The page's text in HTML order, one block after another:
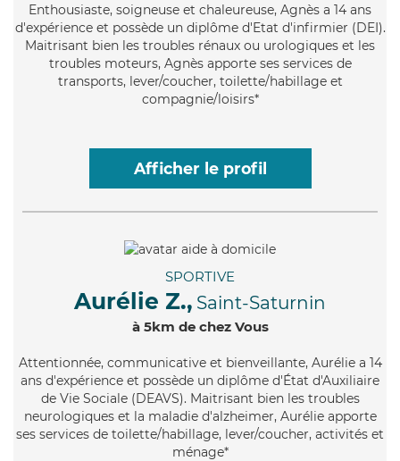
Enthousiaste, soigneuse et chaleureuse, Agnès a 14 ans
d'expérience et possède un diplôme d'Etat d'infirmier (DEI).
Maitrisant bien les troubles rénaux ou urologiques et les
troubles moteurs, Agnès apporte ses services de
transports, lever/coucher, toilette/habillage et
compagnie/loisirs*
Afficher le profil
SPORTIVE
Aurélie Z., Saint-Saturnin
à 5km de chez Vous
Attentionnée, communicative et bienveillante, Aurélie a 14
ans d'expérience et possède un diplôme d'État d'Auxiliaire
de Vie Sociale (DEAVS). Maitrisant bien les troubles
neurologiques et la maladie d'alzheimer, Aurélie apporte
ses services de toilette/habillage, lever/coucher, activités et
ménage*